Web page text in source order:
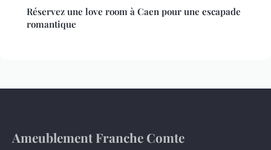
Réservez une love room à Caen pour une escapade
romantique
Ameublement Franche Comte